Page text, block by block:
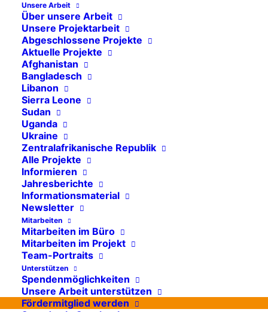
Unsere Arbeit
Über unsere Arbeit
Unsere Projektarbeit
Abgeschlossene Projekte
Aktuelle Projekte
Afghanistan
Bangladesch
Libanon
Sierra Leone
Sudan
Uganda
Ukraine
Zentralafrikanische Republik
Alle Projekte
Informieren
Jahresberichte
Informationsmaterial
Newsletter
Mitarbeiten
Mitarbeiten im Büro
Mitarbeiten im Projekt
Team-Portraits
Unterstützen
Spendenmöglichkeiten
Unsere Arbeit unterstützen
Fördermitglied werden
Mosambik
Afghanistan
Libanon
Bangladesch
Sierra Leone
Zentralafrikanische Republik
5. Mai 2022
Einblicke in den
Cap Anamur
Krankenhausalltag